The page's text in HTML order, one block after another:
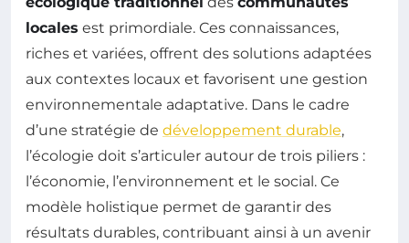
locales est primordiale. Ces connaissances,
riches et variées, offrent des solutions adaptées
aux contextes locaux et favorisent une gestion
environnementale adaptative. Dans le cadre
d’une stratégie de développement durable,
l’écologie doit s’articuler autour de trois piliers :
l’économie, l’environnement et le social. Ce
modèle holistique permet de garantir des
résultats durables, contribuant ainsi à un avenir